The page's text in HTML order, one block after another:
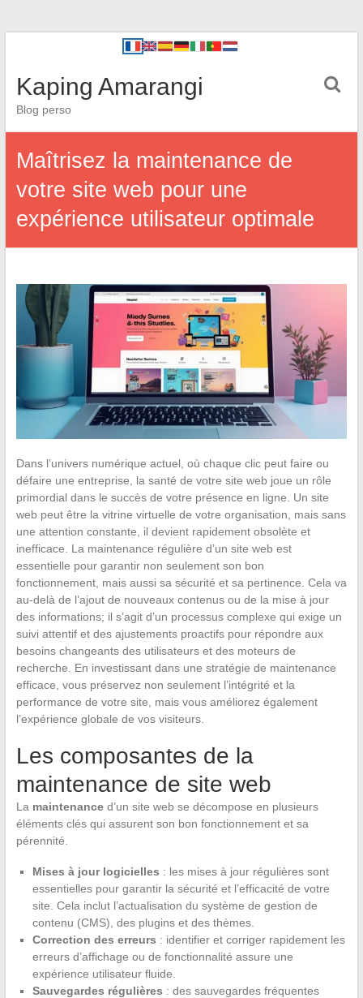
Kaping Amarangi
Blog perso
Maîtrisez la maintenance de
votre site web pour une
expérience utilisateur optimale
Dans l’univers numérique actuel, où chaque clic peut faire ou
défaire une entreprise, la santé de votre site web joue un rôle
primordial dans le succès de votre présence en ligne. Un site
web peut être la vitrine virtuelle de votre organisation, mais sans
une attention constante, il devient rapidement obsolète et
inefficace. La maintenance régulière d’un site web est
essentielle pour garantir non seulement son bon
fonctionnement, mais aussi sa sécurité et sa pertinence. Cela va
au-delà de l’ajout de nouveaux contenus ou de la mise à jour
des informations; il s’agit d’un processus complexe qui exige un
suivi attentif et des ajustements proactifs pour répondre aux
besoins changeants des utilisateurs et des moteurs de
recherche. En investissant dans une stratégie de maintenance
efficace, vous préservez non seulement l’intégrité et la
performance de votre site, mais vous améliorez également
l’expérience globale de vos visiteurs.
Les composantes de la
maintenance de site web
La maintenanced’un site web se décompose en plusieurs
éléments clés qui assurent son bon fonctionnement et sa
pérennité.
Mises à jour logicielles : les mises à jour régulières sont
essentielles pour garantir la sécurité et l’efficacité de votre
site. Cela inclut l’actualisation du système de gestion de
contenu (CMS), des plugins et des thèmes.
Correction des erreurs : identifier et corriger rapidement les
erreurs d’affichage ou de fonctionnalité assure une
expérience utilisateur fluide.
Sauvegardes régulières : des sauvegardes fréquentes